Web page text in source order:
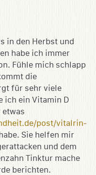
in den Herbst und
habe ich immer
Fühle mich schlapp
die
für sehr viele
ich ein Vitamin D
etwas
post/vitalrin-
Sie helfen mir
und dem
Tinktur mache
berichten.